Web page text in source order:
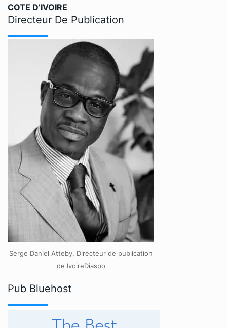
COTE D’IVOIRE
Directeur De Publication
Serge Daniel Atteby, Directeur de publication
de IvoireDiaspo
Pub Bluehost